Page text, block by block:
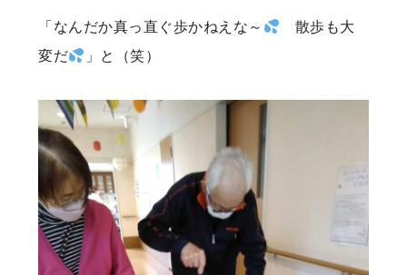
「なんだか真っ直ぐ歩かねえな～
散歩も大
変だ
」と（笑）